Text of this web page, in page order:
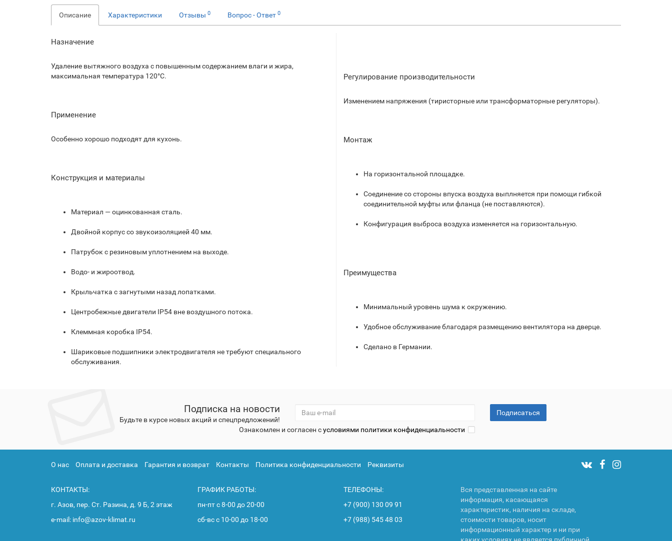
Описание Характеристики Отзывы 0 Вопрос - Ответ 0
Назначение
Удаление вытяжного воздуха с повышенным содержанием влаги и жира,
максимальная температура 120°С.
Применение
Особенно хорошо подходят для кухонь.
Конструкция и материалы
Материал — оцинкованная сталь.
Двойной корпус со звукоизоляцией 40 мм.
Патрубок с резиновым уплотнением на выходе.
Водо- и жироотвод.
Крыльчатка с загнутыми назад лопатками.
Центробежные двигатели IP54 вне воздушного потока.
Клеммная коробка IP54.
Шариковые подшипники электродвигателя не требуют специального
обслуживания.
Регулирование производительности
Изменением напряжения (тиристорные или трансформаторные регуляторы).
Монтаж
На горизонтальной площадке.
Соединение со стороны впуска воздуха выплняется при помощи гибкой
соединительной муфты или фланца (не поставляются).
Конфигурация выброса воздуха изменяется на горизонтальную.
Преимущества
Минимальный уровень шума к окружению.
Удобное обслуживание благодаря размещению вентилятора на дверце.
Сделано в Германии.
Подписка на новости
Будьте в курсе новых акций и спецпредложений!
Подписаться
Ознакомлен и согласен сусловиями политики конфиденциальности
О нас Оплата и доставка Гарантия и возврат Контакты Политика конфиденциальности Реквизиты
КОНТАКТЫ:
г. Азов, пер. Ст. Разина, д. 9 Б, 2 этаж
e-mail: info@azov-klimat.ru
ГРАФИК РАБОТЫ:
пн-пт с 8-00 до 20-00
сб-вс с 10-00 до 18-00
ТЕЛЕФОНЫ:
+7 (900) 130 09 91
+7 (988) 545 48 03
Вся представленная на сайте
информация, касающаяся
характеристик, наличия на складе,
стоимости товаров, носит
информационный характер и ни при